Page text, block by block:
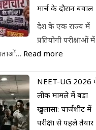
मार्च के दौरान बवाल
देश के एक राज्य में
प्रतियोगी परीक्षाओं में
Read more
NEET-UG 2026
लीक मामले में बड़ा
खुलासा: चार्जशीट में
परीक्षा से पहले तैयार